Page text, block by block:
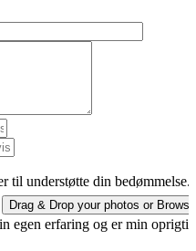
til understøtte din bedømmelse.
Drag & Drop your photos or Browse
egen erfaring og er min